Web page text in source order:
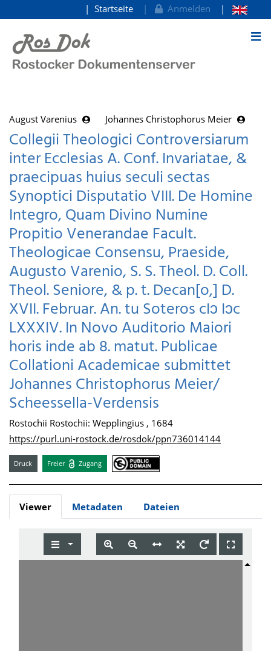
zum Inhalt
Startseite Anmelden
August Varenius Johannes Christophorus Meier
Collegii Theologici Controversiarum
inter Ecclesias A. Conf. Invariatae, &
praecipuas huius seculi sectas
Synoptici Disputatio VIII. De Homine
Integro, Quam Divino Numine
Propitio Venerandae Facult.
Theologicae Consensu, Praeside,
Augusto Varenio, S. S. Theol. D. Coll.
Theol. Seniore, & p. t. Decan[o,] D.
XVII. Februar. An. tu Soteros cIɔ Iɔc
LXXXIV. In Novo Auditorio Maiori
horis inde ab 8. matut. Publicae
Collationi Academicae submittet
Johannes Christophorus Meier/
Scheessella-Verdensis
Rostochii Rostochii: Wepplingius , 1684
https://purl.uni-rostock.de/rosdok/ppn736014144
Druck Freier Zugang
Viewer Metadaten Dateien